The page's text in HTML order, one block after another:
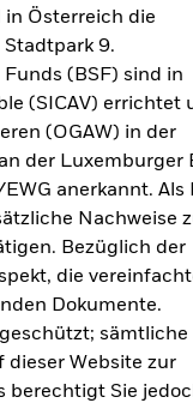
Österreich die
Stadtpark 9.
(BSF) sind in
(SICAV) errichtet
(OGAW) in der
der Luxemburger
anerkannt. Als
Nachweise
Bezüglich der
die
Dokumente.
sämtliche
dieser Website zur
berechtigt Sie